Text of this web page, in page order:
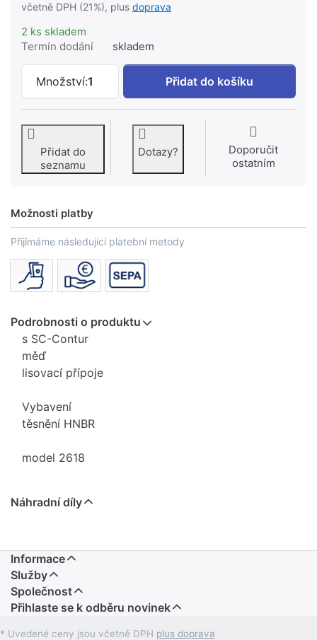
včetně DPH (21%), plus doprava
2 ks skladem
Termín dodání
skladem
Množství:1
VIEGA Profipress G-T-kus 28x22x28
Přidat do košíku
Přidat do
seznamu
Dotazy?
Doporučit
ostatním
Možnosti platby
Přijímáme následující platební metody
Podrobnosti o produktu
s SC-Contur
měď
lisovací přípoje
Vybavení
těsnění HNBR
model 2618
Náhradní díly
Informace
Služby
Společnost
Přihlaste se k odběru novinek
* Uvedené ceny jsou včetně DPH plus doprava